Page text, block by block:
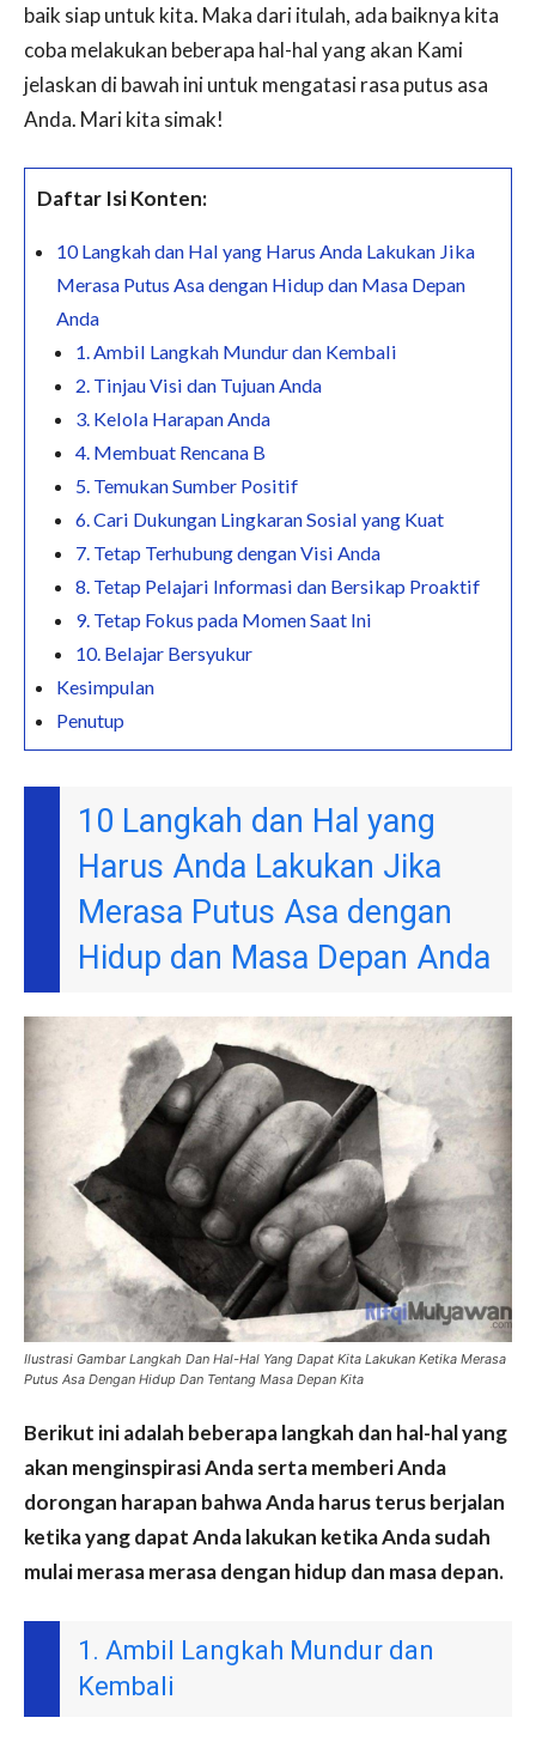
baik siap untuk kita. Maka dari itulah, ada baiknya kita
coba melakukan beberapa hal-hal yang akan Kami
jelaskan di bawah ini untuk mengatasi rasa putus asa
Anda. Mari kita simak!
Daftar Isi Konten:
10 Langkah dan Hal yang Harus Anda Lakukan Jika
Merasa Putus Asa dengan Hidup dan Masa Depan
Anda
1. Ambil Langkah Mundur dan Kembali
2. Tinjau Visi dan Tujuan Anda
3. Kelola Harapan Anda
4. Membuat Rencana B
5. Temukan Sumber Positif
6. Cari Dukungan Lingkaran Sosial yang Kuat
7. Tetap Terhubung dengan Visi Anda
8. Tetap Pelajari Informasi dan Bersikap Proaktif
9. Tetap Fokus pada Momen Saat Ini
10. Belajar Bersyukur
Kesimpulan
Penutup
10 Langkah dan Hal yang
Harus Anda Lakukan Jika
Merasa Putus Asa dengan
Hidup dan Masa Depan Anda
Ilustrasi Gambar Langkah Dan Hal-Hal Yang Dapat Kita Lakukan Ketika Merasa
Putus Asa Dengan Hidup Dan Tentang Masa Depan Kita
Berikut ini adalah beberapa langkah dan hal-hal yang
akan menginspirasi Anda serta memberi Anda
dorongan harapan bahwa Anda harus terus berjalan
ketika yang dapat Anda lakukan ketika Anda sudah
mulai merasa merasa dengan hidup dan masa depan.
1. Ambil Langkah Mundur dan
Kembali